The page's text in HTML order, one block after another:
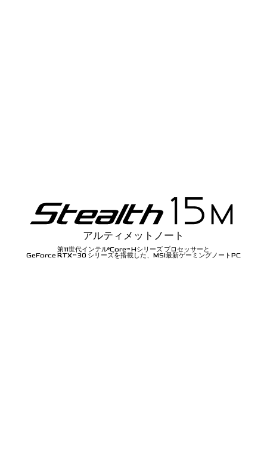
アルティメットノート
第11世代インテル®Core™Hシリーズ プロセッサーと
GeForce RTX™30 シリーズを搭載した、MSI最新ゲーミングノートPC